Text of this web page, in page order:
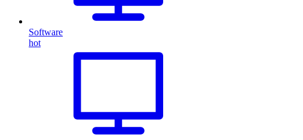
Software
hot